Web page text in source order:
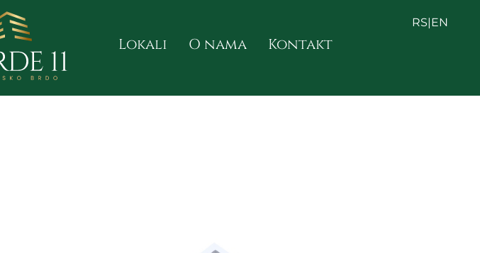
RS|EN
Lokali O nama Kontakt